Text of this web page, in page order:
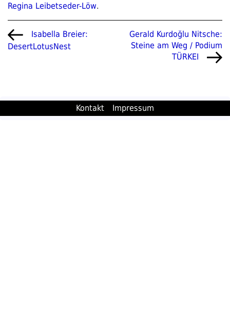
Regina Leibetseder-Löw.
Beitragsnavigation
Vorheriger
Beitrag
Isabella Breier:
DesertLotusNest
Nächster
Beitrag
Gerald Kurdoğlu Nitsche:
Steine am Weg / Podium
TÜRKEI
Kontakt Impressum